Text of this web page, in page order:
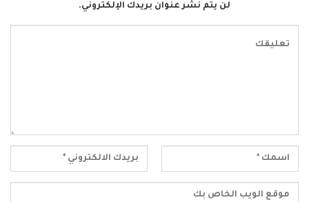
لن يتم نشر عنوان بريدك الإلكتروني.